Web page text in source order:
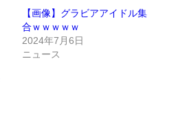
【画像】グラビアアイドル集
合ｗｗｗｗｗ
2024年7月6日
ニュース